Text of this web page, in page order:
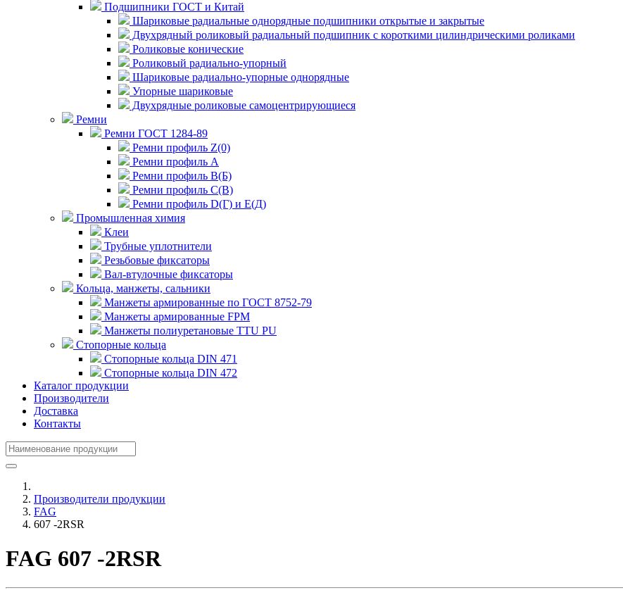
Подшипники ГОСТ и Китай
Шариковые радиальные однорядные подшипники открытые и закрытые
Двухрядный роликовый радиальный подшипник с короткими цилиндрическими роликами
Роликовые конические
Роликовый радиально-упорный
Шариковые радиально-упорные однорядные
Упорные шариковые
Двухрядные роликовые самоцентрирующиеся
Ремни
Ремни ГОСТ 1284-89
Ремни профиль Z(0)
Ремни профиль А
Ремни профиль В(Б)
Ремни профиль С(В)
Ремни профиль D(Г) и E(Д)
Промышленная химия
Клеи
Трубные уплотнители
Резьбовые фиксаторы
Вал-втулочные фиксаторы
Кольца, манжеты, сальники
Манжеты армированные по ГОСТ 8752-79
Манжеты армированные FPM
Манжеты полиуретановые TTU PU
Стопорные кольца
Стопорные кольца DIN 471
Стопорные кольца DIN 472
Каталог продукции
Производители
Доставка
Контакты
Производители продукции
FAG
607 -2RSR
FAG 607 -2RSR